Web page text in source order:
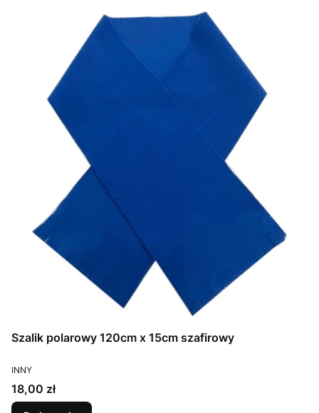
Szalik polarowy 120cm x 15cm szafirowy
PRODUCENT
INNY
Cena
18,00 zł